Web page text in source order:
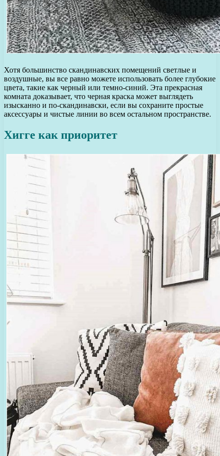
Хотя большинство скандинавских помещений светлые и
воздушные, вы все равно можете использовать более глубокие
цвета, такие как черный или темно-синий. Эта прекрасная
комната доказывает, что черная краска может выглядеть
изысканно и по-скандинавски, если вы сохраните простые
аксессуары и чистые линии во всем остальном пространстве.
Хигге как приоритет